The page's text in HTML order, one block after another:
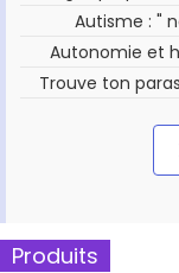
Autisme : "
Autonomie et
Trouve ton
Produits